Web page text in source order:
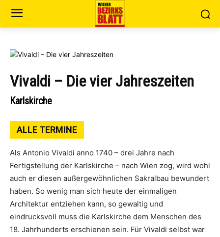
Vivaldi – Die vier Jahreszeiten
Karlskirche
ALLE TERMINE
Als Antonio Vivaldi anno 1740 – drei Jahre nach
Fertigstellung der Karlskirche – nach Wien zog, wird wohl
auch er diesen außergewöhnlichen Sakralbau bewundert
haben. So wenig man sich heute der einmaligen
Architektur entziehen kann, so gewaltig und
eindrucksvoll muss die Karlskirche dem Menschen des
18. Jahrhunderts erschienen sein. Für Vivaldi selbst war